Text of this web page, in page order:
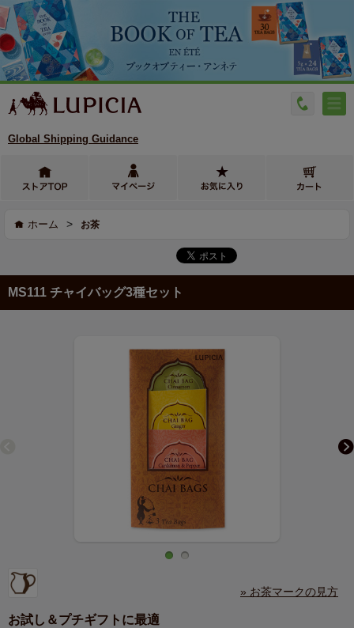
Global Shipping Guidance
ホーム > お茶
MS111 チャイバッグ3種セット
» お茶マークの見方
お試し＆プチギフトに最適